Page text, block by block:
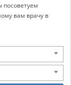
посоветуем
вам врачу в